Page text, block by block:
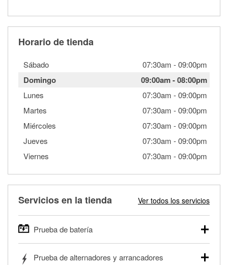
Horario de tienda
Sábado 07:30am -09:00pm
Domingo 09:00am-08:00pm
Lunes 07:30am -09:00pm
Martes
07:30am -09:00pm
Miércoles
07:30am -09:00pm
Jueves
07:30am -09:00pm
Viernes
07:30am -09:00pm
Servicios en la tienda Ver todos los servicios
Prueba de batería
autos, camionetas, SUVs, vehículos comerciales y
Prueba de alternadores y arrancadores